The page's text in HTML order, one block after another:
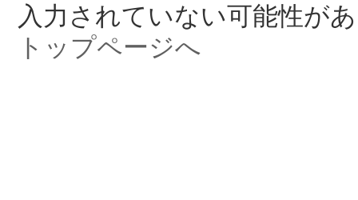
入力されていない可能性が
トップページへ